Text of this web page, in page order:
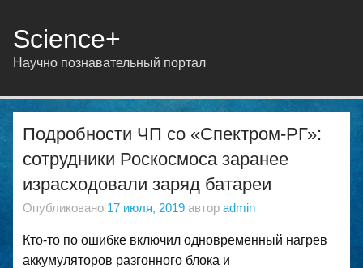
Science+
Научно познавательный портал
Подробности ЧП со «Спектром-РГ»:
сотрудники Роскосмоса заранее
израсходовали заряд батареи
Опубликовано 17 июля, 2019 автор admin
Кто-то по ошибке включил одновременный нагрев
аккумуляторов разгонного блока и